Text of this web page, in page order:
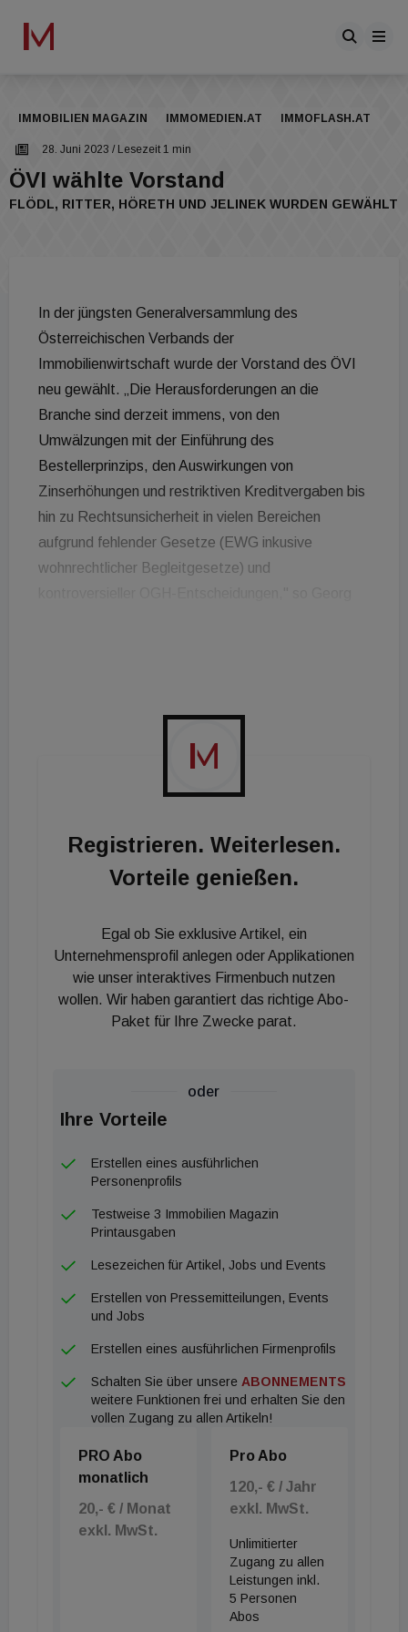
IMMOBILIEN MAGAZIN IMMOMEDIEN.AT IMMOFLASH.AT
28. Juni 2023 / Lesezeit 1 min
ÖVI wählte Vorstand
FLÖDL, RITTER, HÖRETH UND JELINEK WURDEN GEWÄHLT
In der jüngsten Generalversammlung des
Österreichischen Verbands der
Immobilienwirtschaft wurde der Vorstand des ÖVI
neu gewählt. „Die Herausforderungen an die
Branche sind derzeit immens, von den
Umwälzungen mit der Einführung des
Bestellerprinzips, den Auswirkungen von
Zinserhöhungen und restriktiven Kreditvergaben bis
hin zu Rechtsunsicherheit in vielen Bereichen
aufgrund fehlender Gesetze (EWG inkusive
wohnrechtlicher Begleitgesetze) und
der Immobilienwirtschaft sind entsprechend hoch.
Mit großem Engagement wird sich das erweiterte
Vorstandsteam diesen stellen.“
Das Team von Verbandspräsident Georg Flödl, der
erweitert um Sabrina Ritter, Ulrike Höreth und
Timur Jelinek.
Registrieren. Weiterlesen.
Vorteile genießen.
Egal ob Sie exklusive Artikel, ein
Unternehmensprofil anlegen oder Applikationen
wie unser interaktives Firmenbuch nutzen
wollen. Wir haben garantiert das richtige Abo-
Paket für Ihre Zwecke parat.
oder
Ihre Vorteile
Erstellen eines ausführlichen
Personenprofils
Testweise 3 Immobilien Magazin
Printausgaben
Lesezeichen für Artikel, Jobs und Events
Erstellen von Pressemitteilungen, Events
und Jobs
Erstellen eines ausführlichen Firmenprofils
Schalten Sie über unsere ABONNEMENTS
weitere Funktionen frei und erhalten Sie den
vollen Zugang zu allen Artikeln!
PRO Abo
monatlich
20,- € / Monat
exkl. MwSt.
Pro Abo
120,- € / Jahr
exkl. MwSt.
Unlimitierter
Zugang zu allen
Leistungen inkl.
5 Personen
Abos